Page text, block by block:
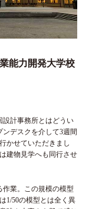
能力開発大学校
設計事務所とはどうい
デスクを介して3週間
かせていただきまし
建物見学へも同行させ
業。この規模の模型
1/50の模型とは全く異